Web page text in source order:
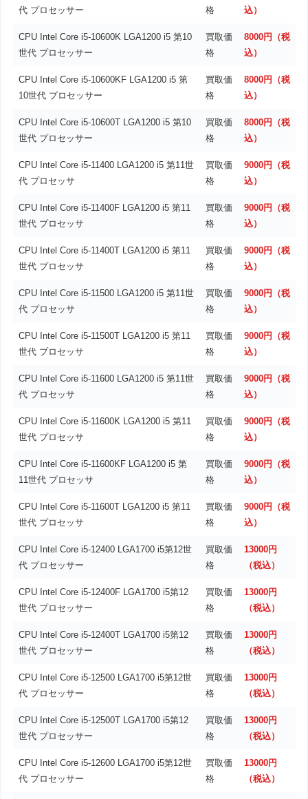
代 プロセッサー
格
込）
CPU Intel Core i5-10600K LGA1200 i5 第10
世代 プロセッサー
買取価
格
8000円（税
込）
CPU Intel Core i5-10600KF LGA1200 i5 第
10世代 プロセッサー
買取価
格
8000円（税
込）
CPU Intel Core i5-10600T LGA1200 i5 第10
世代 プロセッサー
買取価
格
8000円（税
込）
CPU Intel Core i5-11400 LGA1200 i5 第11世
代 プロセッサ
買取価
格
9000円（税
込）
CPU Intel Core i5-11400F LGA1200 i5 第11
世代 プロセッサ
買取価
格
9000円（税
込）
CPU Intel Core i5-11400T LGA1200 i5 第11
世代 プロセッサ
買取価
格
9000円（税
込）
CPU Intel Core i5-11500 LGA1200 i5 第11世
代 プロセッサ
買取価
格
9000円（税
込）
CPU Intel Core i5-11500T LGA1200 i5 第11
世代 プロセッサ
買取価
格
9000円（税
込）
CPU Intel Core i5-11600 LGA1200 i5 第11世
代 プロセッサ
買取価
格
9000円（税
込）
CPU Intel Core i5-11600K LGA1200 i5 第11
世代 プロセッサ
買取価
格
9000円（税
込）
CPU Intel Core i5-11600KF LGA1200 i5 第
11世代 プロセッサ
買取価
格
9000円（税
込）
CPU Intel Core i5-11600T LGA1200 i5 第11
世代 プロセッサ
買取価
格
9000円（税
込）
CPU Intel Core i5-12400 LGA1700 i5第12世
代 プロセッサー
買取価
格
13000円
（税込）
CPU Intel Core i5-12400F LGA1700 i5第12
世代 プロセッサー
買取価
格
13000円
（税込）
CPU Intel Core i5-12400T LGA1700 i5第12
世代 プロセッサー
買取価
格
13000円
（税込）
CPU Intel Core i5-12500 LGA1700 i5第12世
代 プロセッサー
買取価
格
13000円
（税込）
CPU Intel Core i5-12500T LGA1700 i5第12
世代 プロセッサー
買取価
格
13000円
（税込）
CPU Intel Core i5-12600 LGA1700 i5第12世
代 プロセッサー
買取価
格
13000円
（税込）